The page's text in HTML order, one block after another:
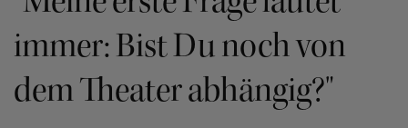
immer: Bist Du noch von
dem Theater abhängig?"